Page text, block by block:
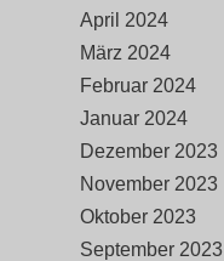
April 2024
März 2024
Februar 2024
Januar 2024
Dezember 2023
November 2023
Oktober 2023
September 2023